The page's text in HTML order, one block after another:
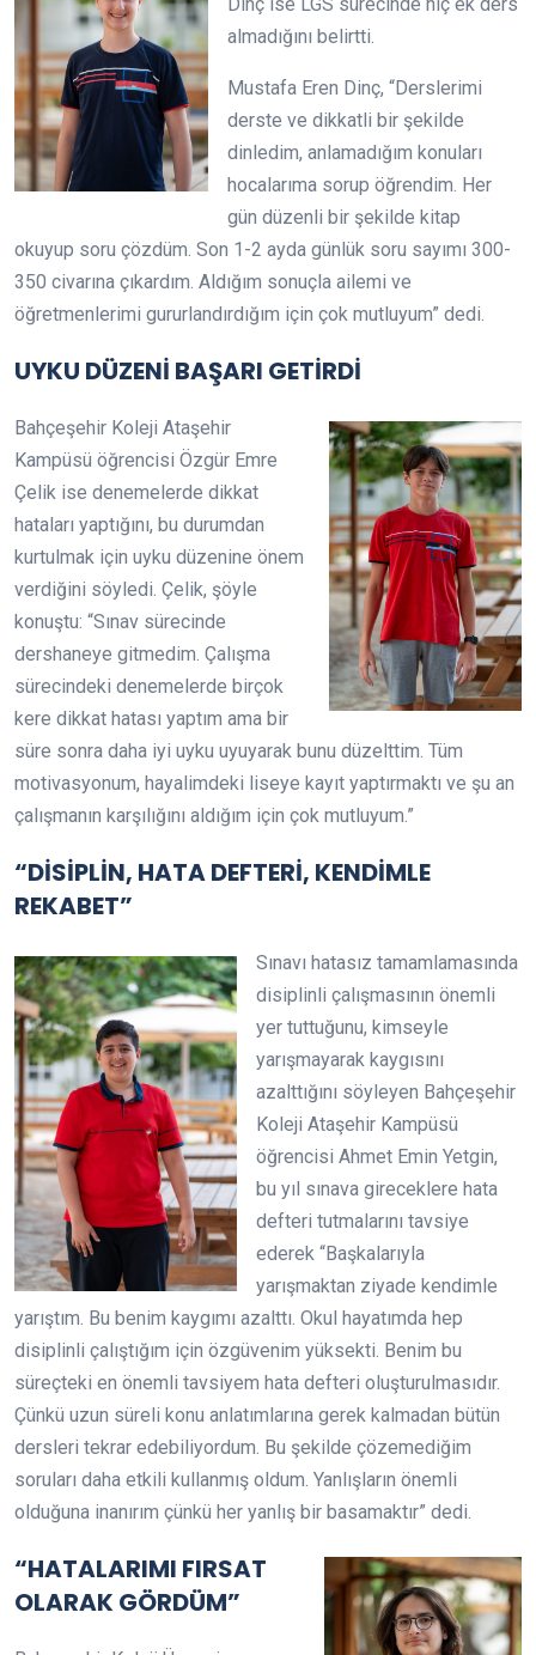
almadığını belirtti.
Mustafa Eren Dinç, “Derslerimi
derste ve dikkatli bir şekilde
dinledim, anlamadığım konuları
hocalarıma sorup öğrendim. Her
gün düzenli bir şekilde kitap
okuyup soru çözdüm. Son 1-2 ayda günlük soru sayımı 300-
350 civarına çıkardım. Aldığım sonuçla ailemi ve
öğretmenlerimi gururlandırdığım için çok mutluyum” dedi.
UYKU DÜZENİ BAŞARI GETİRDİ
Bahçeşehir Koleji Ataşehir
Kampüsü öğrencisi Özgür Emre
Çelik ise denemelerde dikkat
hataları yaptığını, bu durumdan
kurtulmak için uyku düzenine önem
verdiğini söyledi. Çelik, şöyle
konuştu: “Sınav sürecinde
dershaneye gitmedim. Çalışma
sürecindeki denemelerde birçok
kere dikkat hatası yaptım ama bir
süre sonra daha iyi uyku uyuyarak bunu düzelttim. Tüm
motivasyonum, hayalimdeki liseye kayıt yaptırmaktı ve şu an
çalışmanın karşılığını aldığım için çok mutluyum.”
“DİSİPLİN, HATA DEFTERİ, KENDİMLE
REKABET”
Sınavı hatasız tamamlamasında
disiplinli çalışmasının önemli
yer tuttuğunu, kimseyle
yarışmayarak kaygısını
azalttığını söyleyen Bahçeşehir
Koleji Ataşehir Kampüsü
öğrencisi Ahmet Emin Yetgin,
bu yıl sınava gireceklere hata
defteri tutmalarını tavsiye
ederek “Başkalarıyla
yarışmaktan ziyade kendimle
yarıştım. Bu benim kaygımı azalttı. Okul hayatımda hep
disiplinli çalıştığım için özgüvenim yüksekti. Benim bu
süreçteki en önemli tavsiyem hata defteri oluşturulmasıdır.
Çünkü uzun süreli konu anlatımlarına gerek kalmadan bütün
dersleri tekrar edebiliyordum. Bu şekilde çözemediğim
soruları daha etkili kullanmış oldum. Yanlışların önemli
olduğuna inanırım çünkü her yanlış bir basamaktır” dedi.
“HATALARIMI FIRSAT
OLARAK GÖRDÜM”